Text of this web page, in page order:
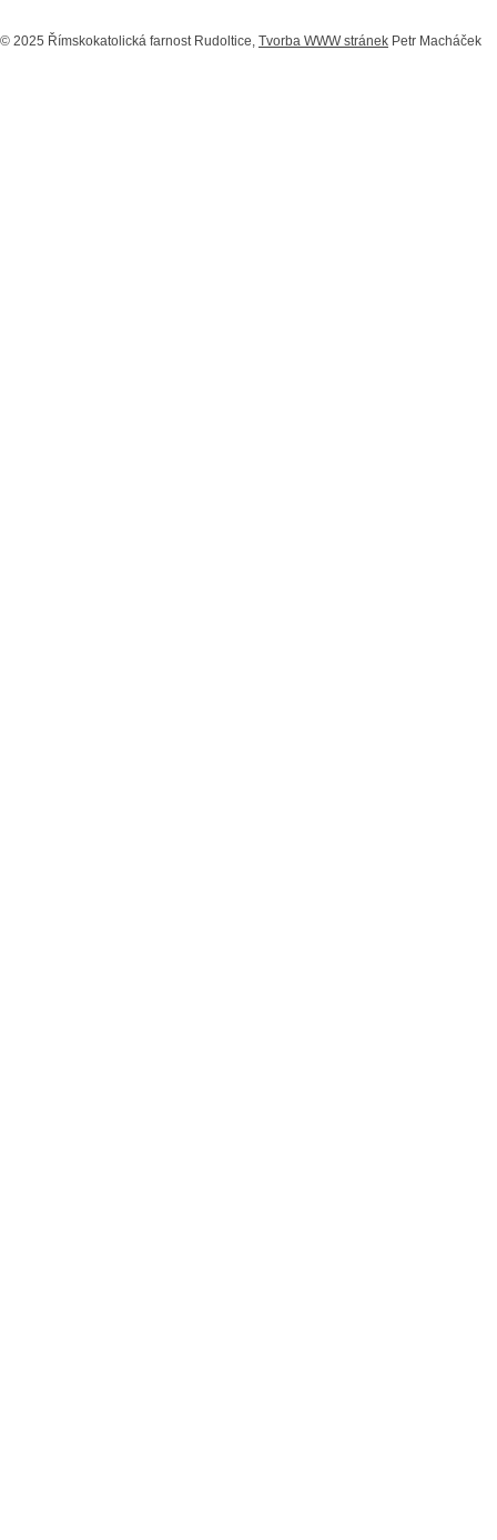
© 2025 Římskokatolická farnost Rudoltice, Tvorba WWW stránek Petr Macháček